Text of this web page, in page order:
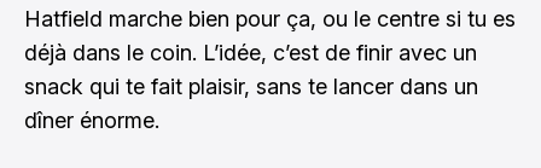
Hatfield marche bien pour ça, ou le centre si tu es
déjà dans le coin. L’idée, c’est de finir avec un
snack qui te fait plaisir, sans te lancer dans un
dîner énorme.